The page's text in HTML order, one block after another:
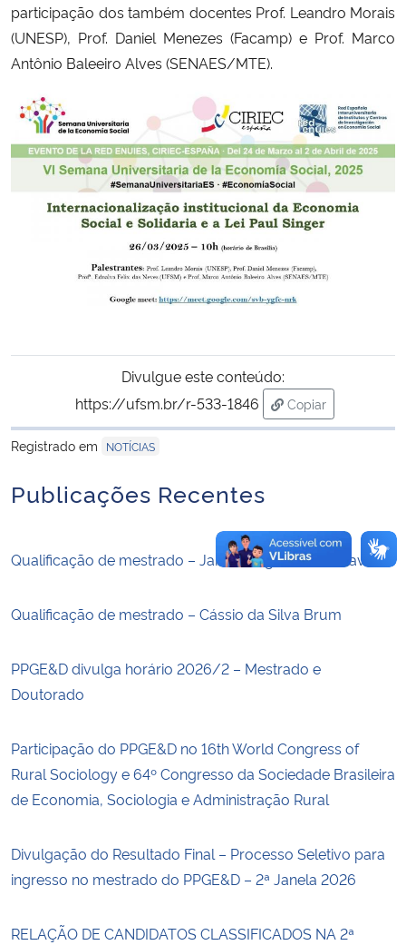
Controladoria-Geral da União
Secretaria-Geral
Secretaria de Governo
Gabinete de Segurança Institucional
Advocacia-Geral da União
participação dos também docentes Prof. Leandro Morais
(UNESP), Prof. Daniel Menezes (Facamp) e Prof. Marco
Antônio Baleeiro Alves (SENAES/MTE).
Divulgue este conteúdo:
https://ufsm.br/r-533-1846
Copiar
para área de
Registrado em
NOTÍCIAS
Publicações Recentes
Qualificação de mestrado – Jaime Jorge Manuel David
Qualificação de mestrado – Cássio da Silva Brum
PPGE&D divulga horário 2026/2 – Mestrado e
Doutorado
Participação do PPGE&D no 16th World Congress of
Rural Sociology e 64º Congresso da Sociedade Brasileira
de Economia, Sociologia e Administração Rural
Divulgação do Resultado Final – Processo Seletivo para
ingresso no mestrado do PPGE&D – 2ª Janela 2026
RELAÇÃO DE CANDIDATOS CLASSIFICADOS NA 2ª